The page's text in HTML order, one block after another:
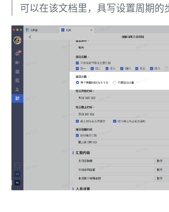
可以在该文档里，具写设置周期的